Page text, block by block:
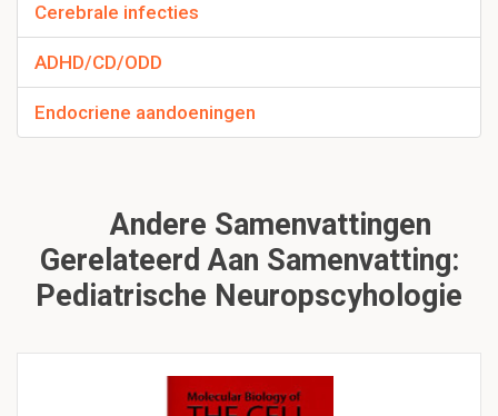
Cerebrale infecties
ADHD/CD/ODD
Endocriene aandoeningen
Andere Samenvattingen
Gerelateerd Aan Samenvatting:
Pediatrische Neuropscyhologie